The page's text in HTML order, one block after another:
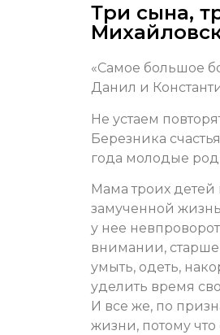
Три сына,
«Самое большое
Данил и
Не устаем
Березника
года молодые
Мама троих детей
замученной
у нее
внимании,
умыть, одеть,
уделить время
И все же, по
жизни, потому